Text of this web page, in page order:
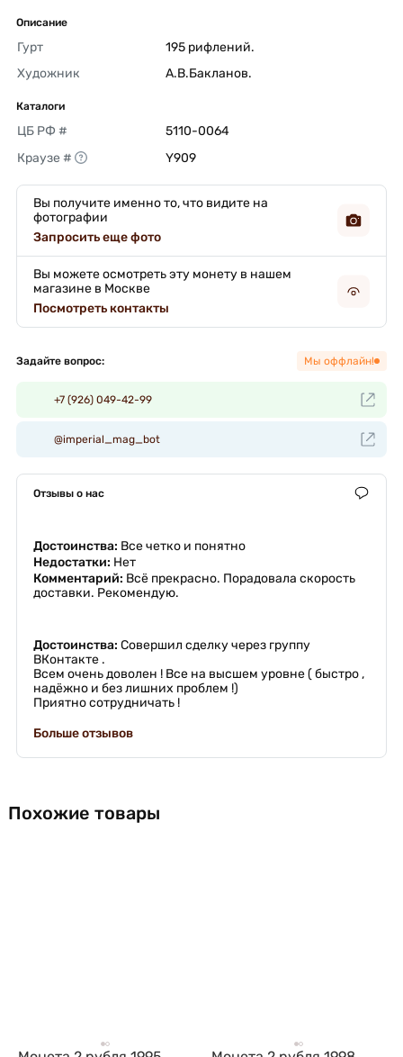
Описание
Гурт
195 рифлений.
Художник
А.В.Бакланов.
Каталоги
ЦБ РФ #
5110-0064
Краузе #
Y909
Вы получите именно то, что видите на
фотографии
Запросить еще фото
Вы можете осмотреть эту монету в нашем
магазине в Москве
Посмотреть контакты
Задайте вопрос: Мы оффлайн!
+7 (926) 049-42-99
@imperial_mag_bot
Отзывы о нас
Достоинства: Все четко и понятно
Недостатки: Нет
Комментарий: Всё прекрасно. Порадовала скорость
доставки. Рекомендую.
Достоинства: Совершил сделку через группу
ВКонтакте .
Всем очень доволен ! Все на высшем уровне ( быстро ,
надёжно и без лишних проблем !)
Приятно сотрудничать !
Больше отзывов
Похожие товары